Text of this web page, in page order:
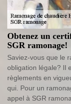
Obtenez un
SGR ramonage!
Saviez-vous que le
obligation légale? Il
règlements en
qui. Pour un
appel à SGR